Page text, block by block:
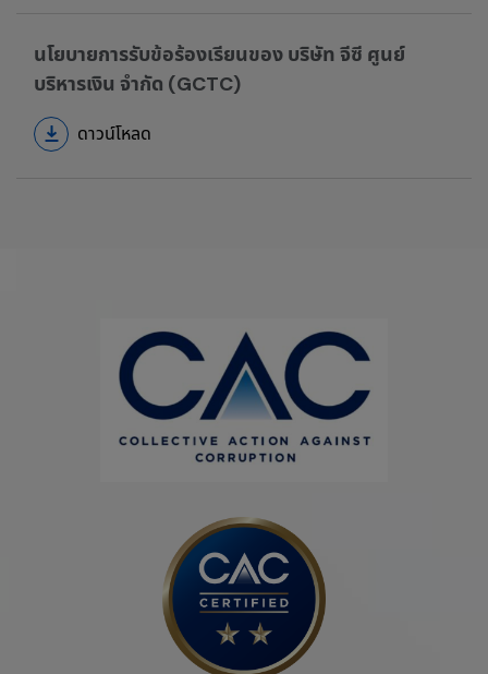
นโยบายการรับข้อร้องเรียนของ บริษัท จีซี ศูนย์
บริหารเงิน จำกัด (GCTC)
ดาวน์โหลด